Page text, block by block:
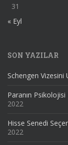
31
« Eyl
SON YAZILAR
Schengen Vizesini
Paranın
2022
Hisse Senedi
2022